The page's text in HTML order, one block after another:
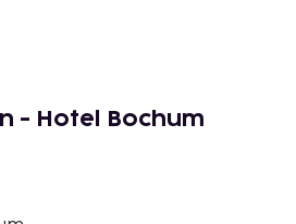
km/2,1 mi
Bochum - 3,9 km/2,4 mi
- Hotel Bochum